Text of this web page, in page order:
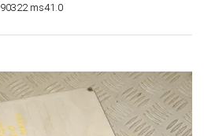
ms41.0